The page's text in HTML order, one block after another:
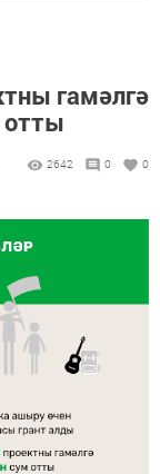
гамәлгә
2642 0 0